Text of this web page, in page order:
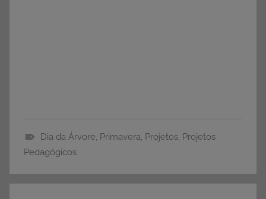
D
a
Dia da Árvore Primavera Projetos, Projetos
Pedagógicos